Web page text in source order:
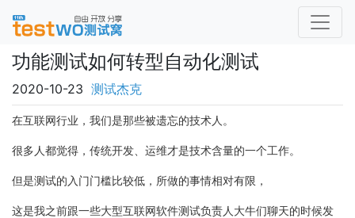
功能测试如何转型自动化测试
2020-10-23 测试杰克
在互联网行业，我们是那些被遗忘的技术人。
很多人都觉得，传统开发、运维才是技术含量的一个工作。
但是测试的入门门槛比较低，所做的事情相对有限，
这是我之前跟一些大型互联网软件测试负责人大牛们聊天的时候发